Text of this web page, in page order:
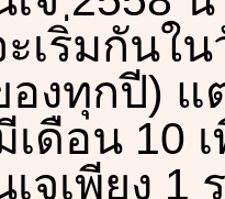
ะเริ่มกันใ
งทุกปี) แ
ดือน 10
จเพียง 1